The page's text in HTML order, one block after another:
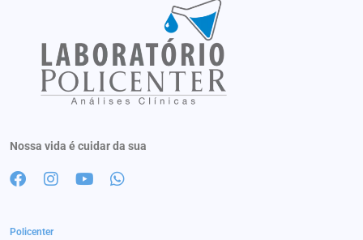
Nossa vida é cuidar da sua
Policenter